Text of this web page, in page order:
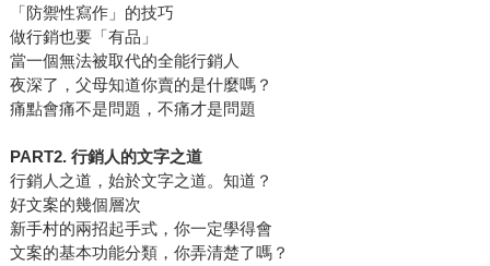
「防禦性寫作」的技巧
做行銷也要「有品」
當一個無法被取代的全能行銷人
夜深了，父母知道你賣的是什麼嗎？
痛點會痛不是問題，不痛才是問題
PART2. 行銷人的文字之道
行銷人之道，始於文字之道。知道？
好文案的幾個層次
新手村的兩招起手式，你一定學得會
文案的基本功能分類，你弄清楚了嗎？